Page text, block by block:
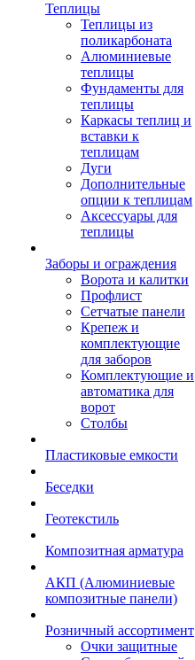
Теплицы
Теплицы из
поликарбоната
Алюминиевые
теплицы
Фундаменты для
теплицы
Каркасы теплиц и
вставки к
теплицам
Дуги
Дополнительные
опции к теплицам
Аксессуары для
теплицы
Заборы и ограждения
Ворота и калитки
Профлист
Сетчатые панели
Крепеж и
комплектующие
для заборов
Комплектующие и
автоматика для
ворот
Столбы
Пластиковые емкости
Беседки
Геотекстиль
Композитная арматура
АКП (Алюминиевые
композитные панели)
Розничный ассортимент
Очки защитные